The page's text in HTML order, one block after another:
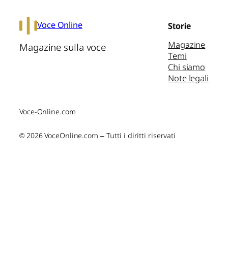
Voce Online
Magazine sulla voce
Storie
Magazine
Temi
Chi siamo
Note legali
Voce-Online.com
© 2026 VoceOnline.com – Tutti i diritti riservati